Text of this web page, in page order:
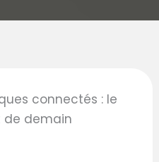
connectés : le
demain